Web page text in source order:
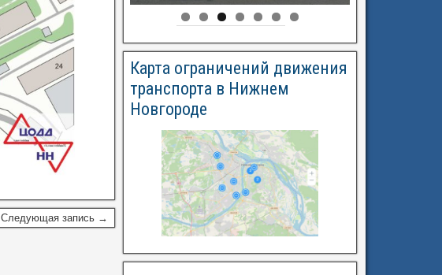
Следующая запись →
Карта ограничений движения
транспорта в Нижнем
Новгороде